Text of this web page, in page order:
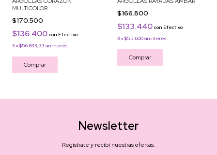
MULTICOLOR
$170.500
$136.400 con Efectivo
3 x$56.833,33 sin interés
Comprar
$166.800
$133.440 con Efectivo
3 x$55.600sin interés
Comprar
Newsletter
Registrate y recibí nuestras ofertas.